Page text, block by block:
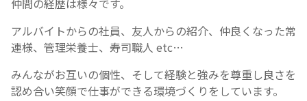
仲間の経歴は様々です。
アルバイトからの社員、友人からの紹介、仲良くなった常
連様、管理栄養士、寿司職人 etc…
みんながお互いの個性、そして経験と強みを尊重し良さを
認め合い笑顔で仕事ができる環境づくりをしています。